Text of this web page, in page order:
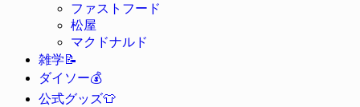
ファストフード
松屋
マクドナルド
雑学📝
ダイソー💰
公式グッズ👕